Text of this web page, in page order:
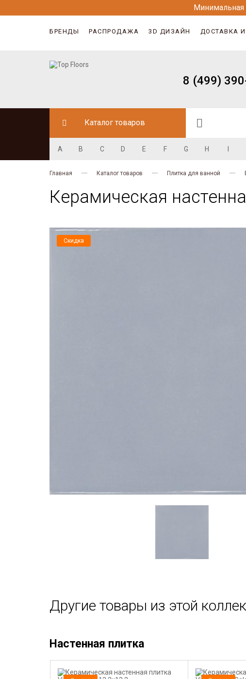
Минимальная
БРЕНДЫ РАСПРОДАЖА 3D ДИЗАЙН ДОСТАВКА
8 (499)
Каталог товаров
A B C D E F G H
Главная Каталог товаров Плитка для ванной
Керамическая
Скидка
Другие товары из этой
Настенная плитка